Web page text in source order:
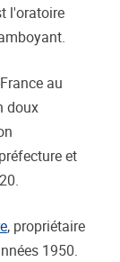
l'oratoire
au
doux
et
, propriétaire
1950.